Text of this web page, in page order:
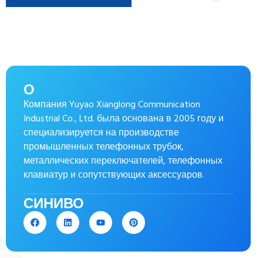
О
Компания Yuyao Xianglong Communication
Industrial Co., Ltd. была основана в 2005 году и
специализируется на производстве
промышленных телефонных трубок,
металлических переключателей, телефонных
клавиатур и сопутствующих аксессуаров.
СИНИВО